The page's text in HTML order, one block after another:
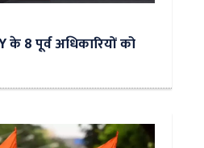
8 पूर्व अधिकारियों को